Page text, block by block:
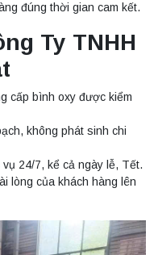
đúng thời gian cam kết.
Ty TNHH
cấp bình oxy được kiểm
không phát sinh chi
24/7, kể cả ngày lễ, Tết.
lòng của khách hàng lên